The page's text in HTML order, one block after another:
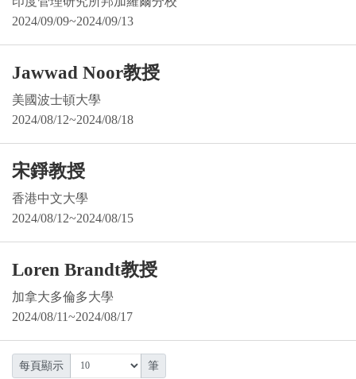
2024/09/09~2024/09/13
Jawwad Noor教授
美國波士頓大學
2024/08/12~2024/08/18
宋錚教授
香港中文大學
2024/08/12~2024/08/15
Loren Brandt教授
加拿大多倫多大學
2024/08/11~2024/08/17
每頁顯示 筆